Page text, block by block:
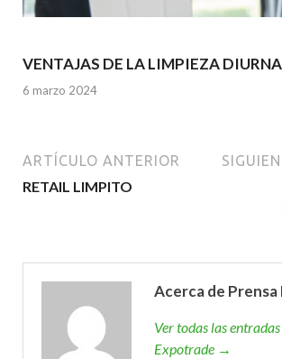
VENTAJAS DE LA LIMPIEZA DIURNA
6 marzo 2024
ARTÍCULO ANTERIOR
RETAIL LIMPITO
Acerca de
Ver todas las
Expotrade →